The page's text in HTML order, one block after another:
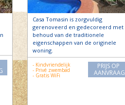
Casa Tomasin is zorgvuldig
gerenoveerd en gedecoreerd met
behoud van de traditionele
eigenschappen van de originele
woning.
- Kindvriendelijk
- Privé zwembad
- Gratis WiFi
PRIJS OP
AANVRAAG